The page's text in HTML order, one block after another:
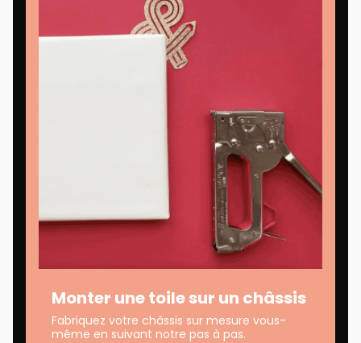
Monter une toile sur un châssis
Fabriquez votre châssis sur mesure vous-
même en suivant notre pas à pas.